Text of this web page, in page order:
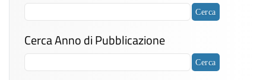
Cerca Anno di Pubblicazione